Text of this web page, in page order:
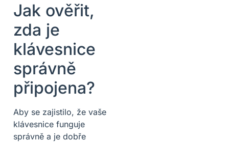
Jak ověřit,
zda je
klávesnice
správně
připojena?
Aby se zajistilo, že vaše
klávesnice funguje
správně a je dobře